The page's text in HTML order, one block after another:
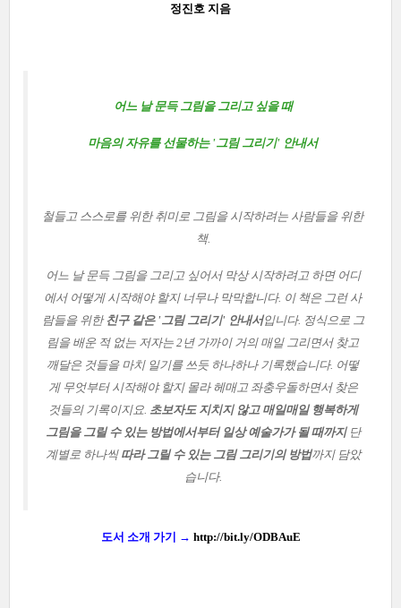
정진호 지음
어느 날 문득 그림을 그리고 싶을 때
마음의 자유를 선물하는 '그림 그리기' 안내서
철들고 스스로를 위한 취미로 그림을 시작하려는 사람들을 위한
책.
어느 날 문득 그림을 그리고 싶어서 막상 시작하려고 하면 어디
에서 어떻게 시작해야 할지 너무나 막막합니다. 이 책은 그런 사
람들을 위한친구 같은 '그림 그리기' 안내서입니다. 정식으로 그
림을 배운 적 없는 저자는 2년 가까이 거의 매일 그리면서 찾고
깨달은 것들을 마치 일기를 쓰듯 하나하나 기록했습니다. 어떻
게 무엇부터 시작해야 할지 몰라 헤매고 좌충우돌하면서 찾은
것들의 기록이지요. 초보자도 지치지 않고 매일매일 행복하게
그림을 그릴 수 있는 방법에서부터 일상 예술가가 될 때까지단
계별로 하나씩따라 그릴 수 있는 그림 그리기의 방법까지 담았
습니다.
도서 소개 가기 → http://bit.ly/ODBAuE